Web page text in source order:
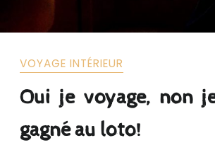
VOYAGE INTÉRIEUR
Oui je voyage, non
gagné au loto!